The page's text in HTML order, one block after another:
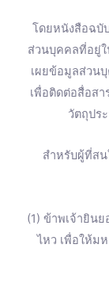
โดยหนังสือฉบั
ส่วนบุคคลที่อยู่ใ
เผยข้อมูลส่วน
เพื่อติดต่อสื่อส
วัตถุปร
สำหรับผู้ที่ส
(1) ข้าพเจ้ายิน
ไหว เพื่อให้ม